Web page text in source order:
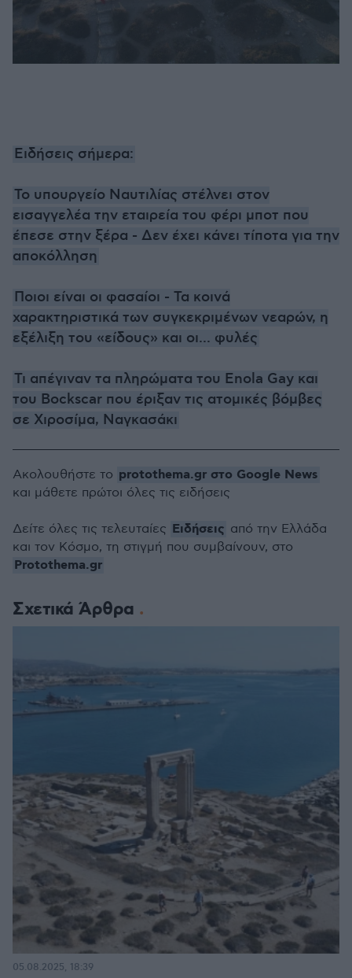
Ειδήσεις σήμερα:
Το υπουργείο Ναυτιλίας στέλνει στον
εισαγγελέα την εταιρεία του φέρι μποτ που
έπεσε στην ξέρα - Δεν έχει κάνει τίποτα για την
αποκόλληση
Ποιοι είναι οι φασαίοι - Τα κοινά
χαρακτηριστικά των συγκεκριμένων νεαρών, η
εξέλιξη του «είδους» και οι... φυλές
Τι απέγιναν τα πληρώματα του Enola Gay και
του Bockscar που έριξαν τις ατομικές βόμβες
σε Χιροσίμα, Ναγκασάκι
Σχετικά Άρθρα
05.08.2025, 18:39
Ακολουθήστε το protothema.gr στο Google News
και μάθετε πρώτοι όλες τις ειδήσεις
Δείτε όλες τις τελευταίες Ειδήσεις από την Ελλάδα
και τον Κόσμο, τη στιγμή που συμβαίνουν, στο
Protothema.gr